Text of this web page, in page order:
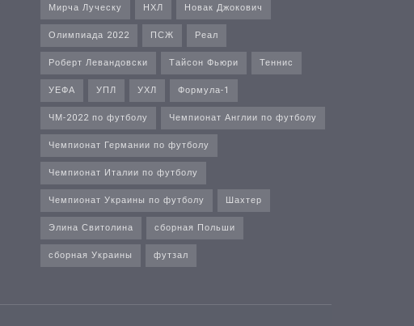
Мирча Луческу
НХЛ
Новак Джокович
Олимпиада 2022
ПСЖ
Реал
Роберт Левандовски
Тайсон Фьюри
Теннис
УЕФА
УПЛ УХЛ
Формула-1
ЧМ-2022 по футболу
Чемпионат Англии по футболу
Чемпионат Германии по футболу
Чемпионат Италии по футболу
Чемпионат Украины по футболу
Шахтер
Элина Свитолина
сборная Польши
сборная Украины
футзал